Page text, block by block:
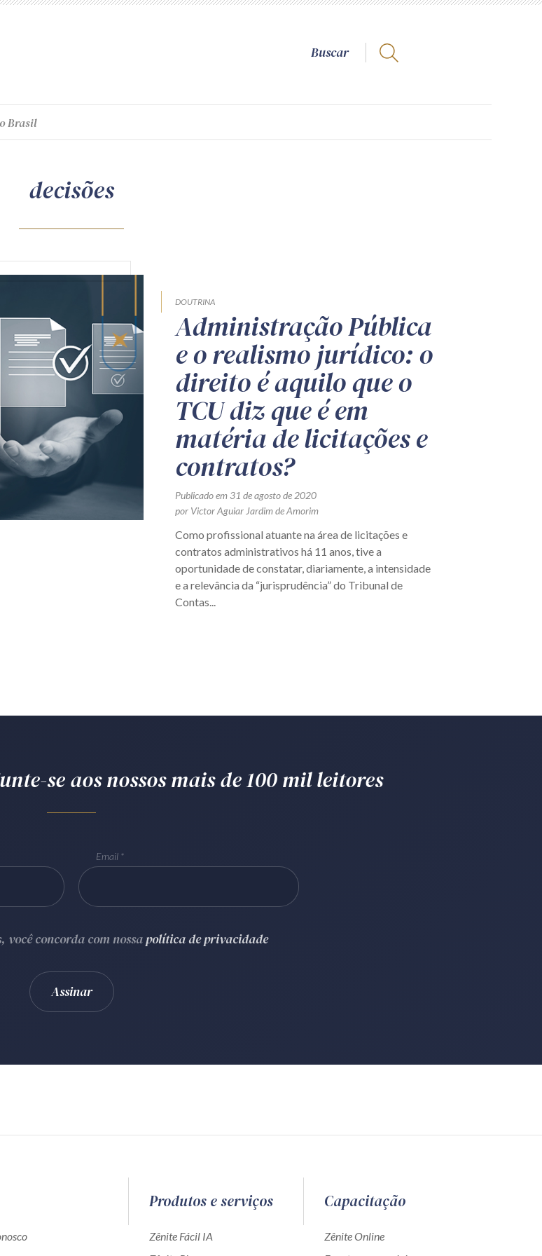
Brasil
decisões
DOUTRINA
Administração Pública
e o realismo jurídico: o
direito é aquilo que o
TCU diz que é em
matéria de licitações e
contratos?
Publicado em 31 de agosto de 2020
por Victor Aguiar Jardim de Amorim
Como profissional atuante na área de licitações e
contratos administrativos há 11 anos, tive a
oportunidade de constatar, diariamente, a intensidade
e a relevância da “jurisprudência” do Tribunal de
Contas...
se aos nossos mais de 100 mil leitores
Email
concorda com nossapolítica de privacidade
Produtos e serviços
Zênite Fácil IA
Capacitação
Zênite Online